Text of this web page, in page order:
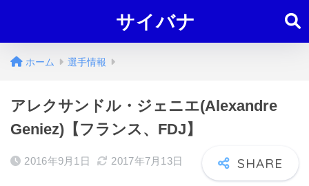
サイバナ
ホーム 選手情報
アレクサンドル・ジェニエ(Alexandre
Geniez)【フランス、FDJ】
2016年9月1日 2017年7月13日